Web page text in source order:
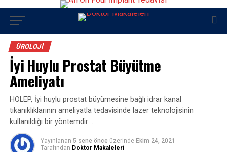
ÜROLOJI
İyi Huylu Prostat Büyütme
Ameliyatı
HOLEP, İyi huylu prostat büyümesine bağlı idrar kanal
tıkanıklıklarının ameliyatla tedavisinde lazer teknolojisinin
kullanıldığı bir yöntemdir …
Yayınlanan 5 sene önce üzerinde Ekim 24, 2021
Tarafından Doktor Makaleleri